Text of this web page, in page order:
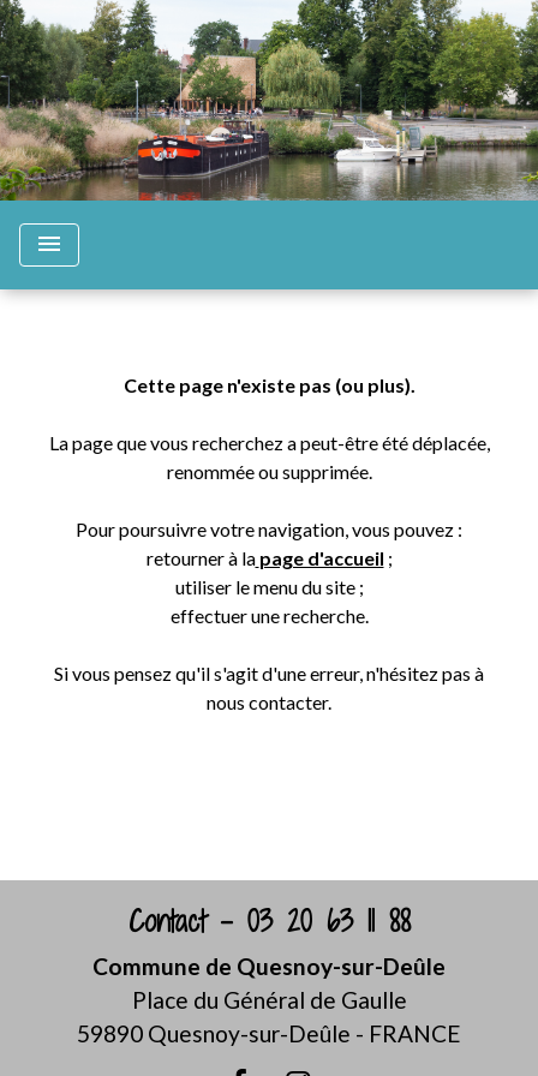
menu
Cette page n'existe pas (ou plus).
La page que vous recherchez a peut-être été déplacée,
renommée ou supprimée.
Pour poursuivre votre navigation, vous pouvez :
retourner à la page d'accueil ;
utiliser le menu du site ;
effectuer une recherche.
Si vous pensez qu'il s'agit d'une erreur, n'hésitez pas à
nous contacter.
Contact - 03 20 63 11 88
Commune de Quesnoy-sur-Deûle
Place du Général de Gaulle
59890 Quesnoy-sur-Deûle - FRANCE